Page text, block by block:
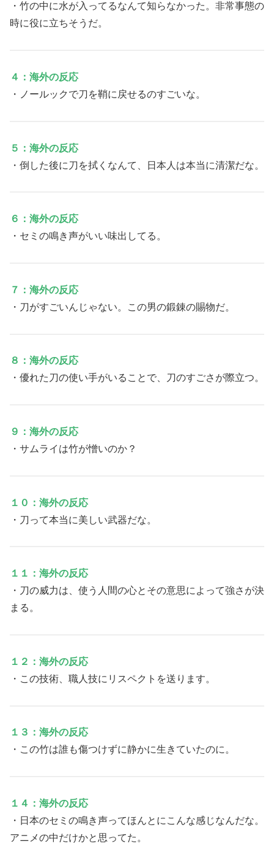
・竹の中に水が入ってるなんて知らなかった。非常事態の
時に役に立ちそうだ。
４：海外の反応
・ノールックで刀を鞘に戻せるのすごいな。
５：海外の反応
・倒した後に刀を拭くなんて、日本人は本当に清潔だな。
６：海外の反応
・セミの鳴き声がいい味出してる。
７：海外の反応
・刀がすごいんじゃない。この男の鍛錬の賜物だ。
８：海外の反応
・優れた刀の使い手がいることで、刀のすごさが際立つ。
９：海外の反応
・サムライは竹が憎いのか？
１０：海外の反応
・刀って本当に美しい武器だな。
１１：海外の反応
・刀の威力は、使う人間の心とその意思によって強さが決
まる。
１２：海外の反応
・この技術、職人技にリスペクトを送ります。
１３：海外の反応
・この竹は誰も傷つけずに静かに生きていたのに。
１４：海外の反応
・日本のセミの鳴き声ってほんとにこんな感じなんだな。
アニメの中だけかと思ってた。